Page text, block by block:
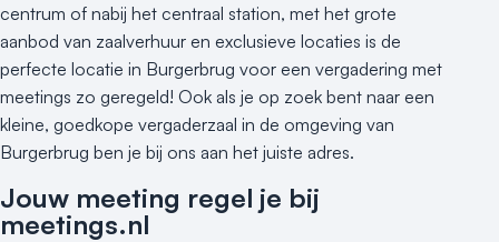
centrum of nabij het centraal station, met het grote
aanbod van zaalverhuur en exclusieve locaties is de
perfecte locatie in Burgerbrug voor een vergadering met
meetings zo geregeld! Ook als je op zoek bent naar een
kleine, goedkope vergaderzaal in de omgeving van
Burgerbrug ben je bij ons aan het juiste adres.
Jouw meeting regel je bij
meetings.nl